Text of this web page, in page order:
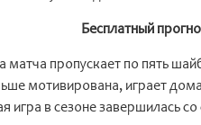
Бесплатный
матча пропускает по пять
мотивирована, играет
игра в сезоне завершилась